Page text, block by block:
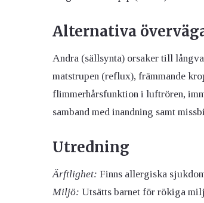
Alternativa
Andra (sällsynta) orsaker till
matstrupen (reflux), främmande
flimmerhårsfunktion i luftrören,
samband med inandning samt
Utredning
Ärftlighet: Finns allergiska
Miljö: Utsätts barnet för rökiga